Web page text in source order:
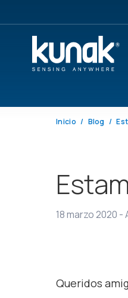
Inicio Blog
18 marzo 2020 -
Queridos